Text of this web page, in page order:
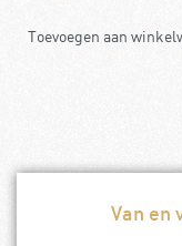
Toevoegen aan
Van en